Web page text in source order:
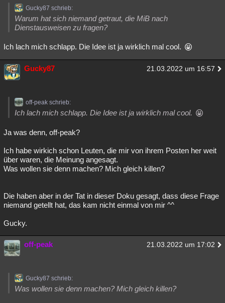
Gucky87 schrieb:
Warum hat sich niemand getraut, die MiB nach
Dienstausweisen zu fragen?
Ich lach mich schlapp. Die Idee ist ja wirklich mal cool.
Gucky87 21.03.2022 um 16:57
off-peak schrieb:
Ich lach mich schlapp. Die Idee ist ja wirklich mal cool.
Ja was denn, off-peak?
Ich habe wirkich schon Leuten, die mir von ihrem Posten her weit
über waren, die Meinung angesagt.
Was wollen sie denn machen? Mich gleich killen?
Die haben aber in der Tat in dieser Doku gesagt, dass diese Frage
niemand getellt hat, das kam nicht einmal von mir ^^
Gucky.
off-peak 21.03.2022 um 17:02
Gucky87 schrieb:
Was wollen sie denn machen? Mich gleich killen?